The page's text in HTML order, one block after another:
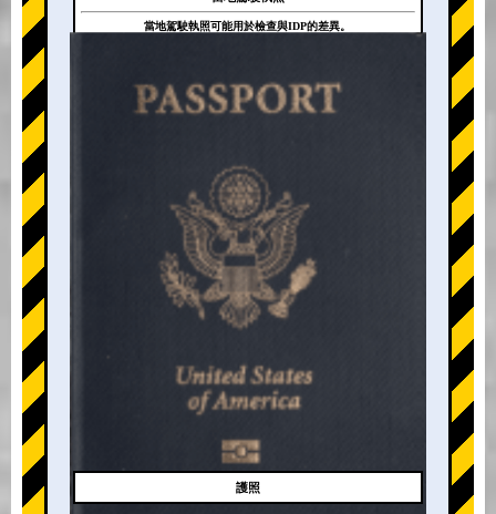
+
當地駕駛執照可能用於檢查與IDP的差異。
護照